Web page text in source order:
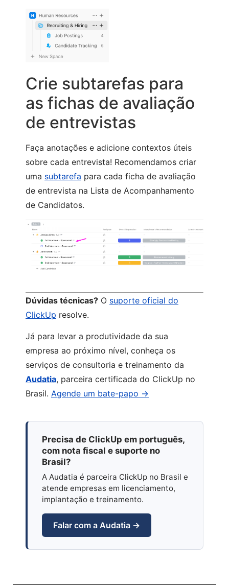
Crie subtarefas para
as fichas de avaliação
de entrevistas
Faça anotações e adicione contextos úteis
sobre cada entrevista! Recomendamos criar
uma subtarefa para cada ficha de avaliação
de entrevista na Lista de Acompanhamento
de Candidatos.
Dúvidas técnicas? O suporte oficial do
ClickUp resolve.
Já para levar a produtividade da sua
empresa ao próximo nível, conheça os
serviços de consultoria e treinamento da
Audatia, parceira certificada do ClickUp no
Brasil. Agende um bate-papo →
Precisa de ClickUp em português,
com nota fiscal e suporte no
Brasil?
A Audatia é parceira ClickUp no Brasil e
atende empresas em licenciamento,
implantação e treinamento.
Falar com a Audatia →